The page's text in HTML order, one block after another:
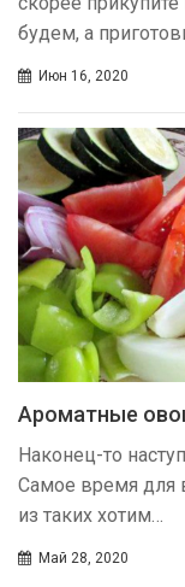
будем, а
Июн 16, 2020
Ароматные
Наконец-то
Самое время для
из таких хотим…
Май 28, 2020